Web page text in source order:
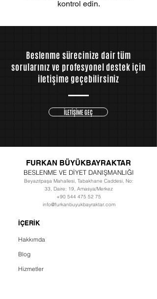
kontrol edin.
Beslenme sürecinize dair tüm
sorularınız ve profesyonel destek için
iletişime geçebilirsiniz
İLETİŞİME GEÇ
FURKAN BÜYÜKBAYRAKTAR
BESLENME VE DİYET DANIŞMANLIĞI
Beyazıtpaşa Mahallesi, Tabakhane Caddesi, No:
33, Daire: 19, Amasya/Merkez
+90 544 475 52 75
info@furkanbuyukbayraktar.com
İÇERİK
Hakkımda
Blog
Hizmetler